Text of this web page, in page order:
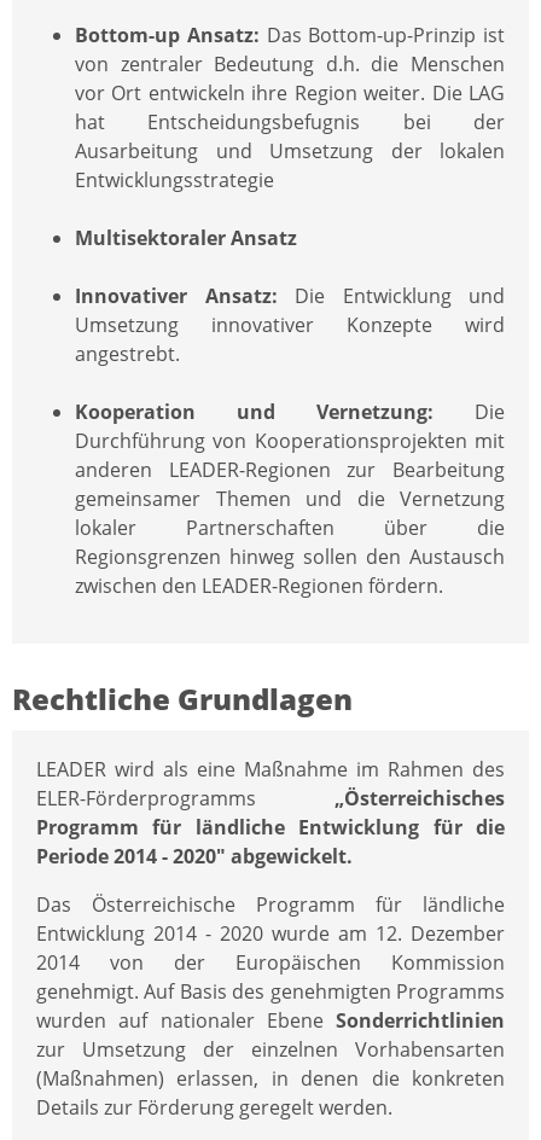
Bottom-up Ansatz: Das Bottom-up-Prinzip ist
von zentraler Bedeutung d.h. die Menschen
vor Ort entwickeln ihre Region weiter. Die LAG
hat Entscheidungsbefugnis bei der
Ausarbeitung und Umsetzung der lokalen
Entwicklungsstrategie
Multisektoraler Ansatz
Innovativer Ansatz: Die Entwicklung und
Umsetzung innovativer Konzepte wird
angestrebt.
Kooperation und Vernetzung: Die
Durchführung von Kooperationsprojekten mit
anderen LEADER-Regionen zur Bearbeitung
gemeinsamer Themen und die Vernetzung
lokaler Partnerschaften über die
Regionsgrenzen hinweg sollen den Austausch
zwischen den LEADER-Regionen fördern.
Rechtliche Grundlagen
LEADER wird als eine Maßnahme im Rahmen des
ELER-Förderprogramms „Österreichisches
Programm für ländliche Entwicklung für die
Periode 2014 - 2020" abgewickelt.
Das Österreichische Programm für ländliche
Entwicklung 2014 - 2020 wurde am 12. Dezember
2014 von der Europäischen Kommission
genehmigt. Auf Basis des genehmigten Programms
wurden auf nationaler Ebene Sonderrichtlinien
zur Umsetzung der einzelnen Vorhabensarten
(Maßnahmen) erlassen, in denen die konkreten
Details zur Förderung geregelt werden.